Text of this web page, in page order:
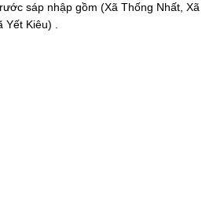
sáp nhập gồm (Xã Thống Nhất, Xã
Yết Kiêu) .